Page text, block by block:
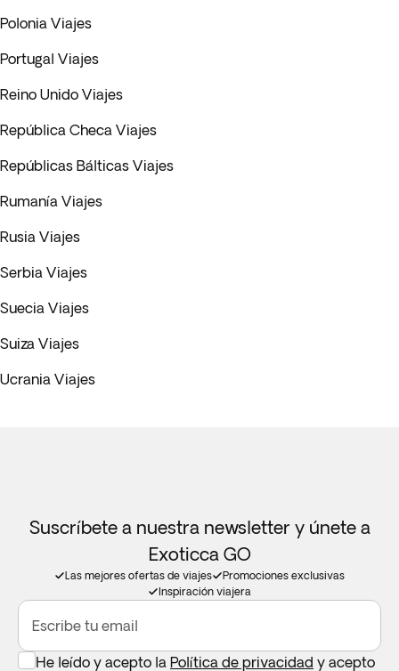
Polonia Viajes
Portugal Viajes
Reino Unido Viajes
República Checa Viajes
Repúblicas Bálticas Viajes
Rumanía Viajes
Rusia Viajes
Serbia Viajes
Suecia Viajes
Suiza Viajes
Ucrania Viajes
Suscríbete a nuestra newsletter y únete a
Exoticca GO
Las mejores ofertas de viajes
Promociones exclusivas
Inspiración viajera
Escribe tu email
He leído y acepto la Política de privacidad y acepto